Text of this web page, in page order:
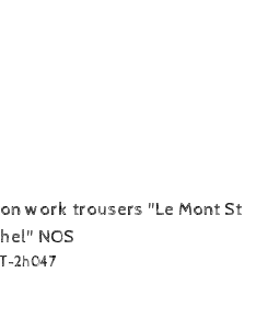
work trousers "Le Mont St
NOS
2h047